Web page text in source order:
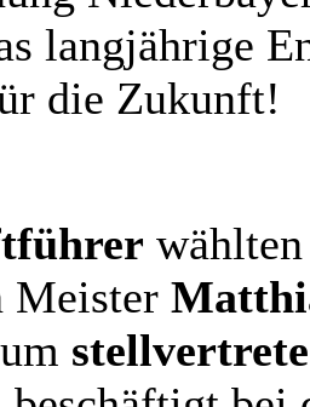
langjährige
die Zukunft!
Meister